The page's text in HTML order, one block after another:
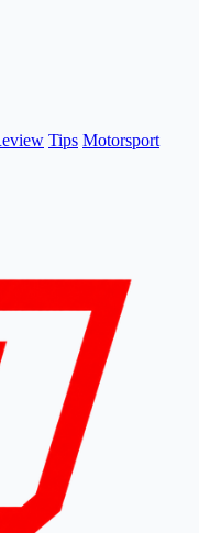
Tips Motorsport